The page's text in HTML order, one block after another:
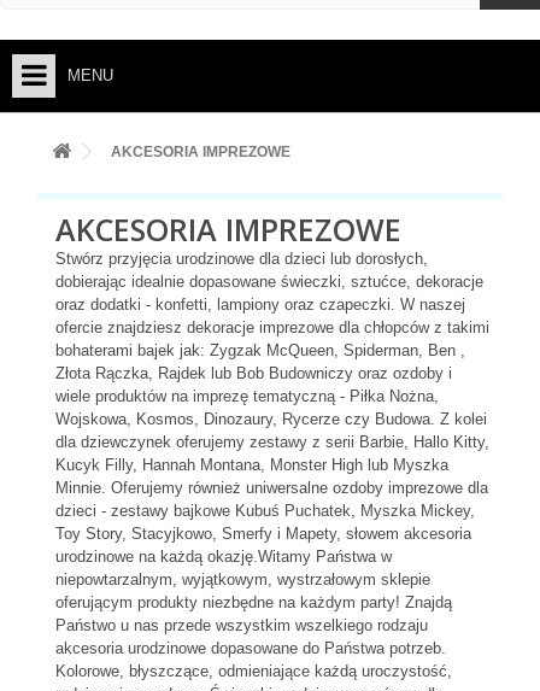
MENU
I DODATKI SPOŻYWCZE
STÓŁ PARTY
IMPREZOWE
/PRZEKŁADKI/WSPORNIKI/BANKETÓWKI
Z HELEM
W SPRAYU
AKCESORIA IMPREZOWE
AKCESORIA IMPREZOWE
Stwórz przyjęcia urodzinowe dla dzieci lub dorosłych,
dobierając idealnie dopasowane świeczki, sztućce, dekoracje
oraz dodatki - konfetti, lampiony oraz czapeczki. W naszej
ofercie znajdziesz dekoracje imprezowe dla chłopców z takimi
bohaterami bajek jak: Zygzak McQueen, Spiderman, Ben ,
Złota Rączka, Rajdek lub Bob Budowniczy oraz ozdoby i
wiele produktów na imprezę tematyczną - Piłka Nożna,
Wojskowa, Kosmos, Dinozaury, Rycerze czy Budowa. Z kolei
dla dziewczynek oferujemy zestawy z serii Barbie, Hallo Kitty,
Kucyk Filly, Hannah Montana, Monster High lub Myszka
Minnie. Oferujemy również uniwersalne ozdoby imprezowe dla
dzieci - zestawy bajkowe Kubuś Puchatek, Myszka Mickey,
Toy Story, Stacyjkowo, Smerfy i Mapety, słowem akcesoria
urodzinowe na każdą okazję.Witamy Państwa w
niepowtarzalnym, wyjątkowym, wystrzałowym sklepie
oferującym produkty niezbędne na każdym party! Znajdą
Państwo u nas przede wszystkim wszelkiego rodzaju
akcesoria urodzinowe dopasowane do Państwa potrzeb.
Kolorowe, błyszczące, odmieniające każdą uroczystość,